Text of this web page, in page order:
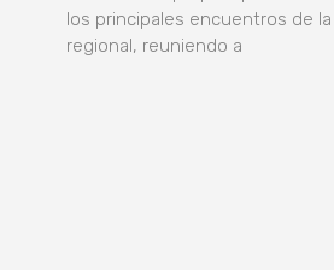
los principales encuentros de
regional, reuniendo a